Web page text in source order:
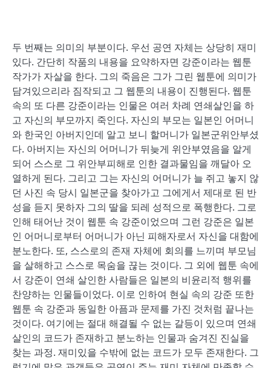
두 번째는 의미의 부분이다. 우선 공연 자체는 상당히 재미
있다. 간단히 작품의 내용을 요약하자면 강준이라는 웹툰
작가가 자살을 한다. 그의 죽음은 그가 그린 웹툰에 의미가
담겨있으리라 짐작되고 그 웹툰의 내용이 진행된다. 웹툰
속의 또 다른 강준이라는 인물은 여러 차례 연쇄살인을 하
고 자신의 부모까지 죽인다. 자신의 부모는 일본인 어머니
와 한국인 아버지인데 알고 보니 할머니가 일본군위안부셨
다. 아버지는 자신의 어머니가 뒤늦게 위안부였음을 알게
되어 스스로 그 위안부피해로 인한 결과물임을 깨달아 오
열하게 된다. 그리고 그는 자신의 어머니가 늘 쥐고 놓지 않
던 사진 속 당시 일본군을 찾아가고 그에게서 제대로 된 반
성을 듣지 못하자 그의 딸을 되레 성적으로 폭행한다. 그로
인해 태어난 것이 웹툰 속 강준이었으며 그런 강준은 일본
인 어머니로부터 어머니가 아닌 피해자로서 자신을 대함에
분노한다. 또, 스스로의 존재 자체에 회의를 느끼며 부모님
을 살해하고 스스로 목숨을 끊는 것이다. 그 외에 웹툰 속에
서 강준이 연쇄 살인한 사람들은 일본의 비윤리적 행위를
찬양하는 인물들이었다. 이로 인하여 현실 속의 강준 또한
웹툰 속 강준과 동일한 아픔과 문제를 가진 것처럼 끝나는
것이다. 여기에는 절대 해결될 수 없는 갈등이 있으며 연쇄
살인의 코드가 존재하고 분노하는 인물과 숨겨진 진실을
찾는 과정. 재미있을 수밖에 없는 코드가 모두 존재한다. 그